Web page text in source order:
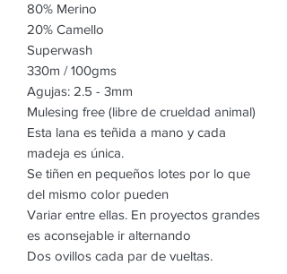
80% Merino
20% Camello
Superwash
330m / 100gms
Agujas: 2.5 - 3mm
Mulesing free (libre de crueldad animal)
Esta lana es teñida a mano y cada
madeja es única.
Se tiñen en pequeños lotes por lo que
del mismo color pueden
Variar entre ellas. En proyectos grandes
es aconsejable ir alternando
Dos ovillos cada par de vueltas.